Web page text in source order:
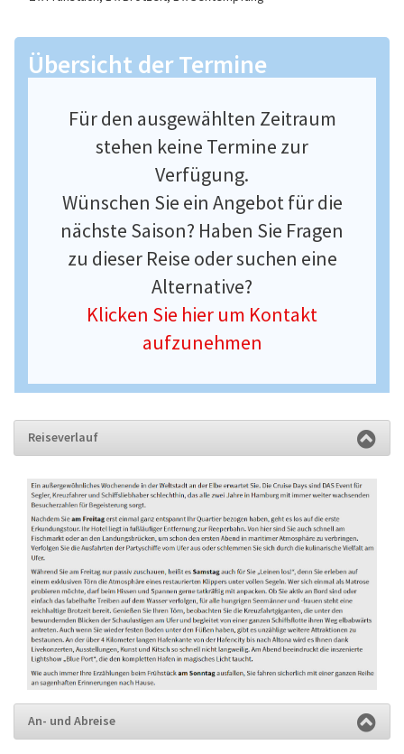
Übersicht der Termine
Für den ausgewählten Zeitraum
stehen keine Termine zur
Verfügung.
Wünschen Sie ein Angebot für die
nächste Saison? Haben Sie Fragen
zu dieser Reise oder suchen eine
Alternative?
Klicken Sie hier um Kontakt
aufzunehmen
Reiseverlauf
An- und Abreise